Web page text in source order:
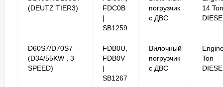
(DEUTZ TIER3)
FDC0B
|
SB1259
погрузчик
с ДВС
14 Ton
D60S7/D70S7
(D34/55KW , 3
SPEED)
FDB0U,
FDB0V
|
SB1267
Вилочный
погрузчик
с ДВС
Ton